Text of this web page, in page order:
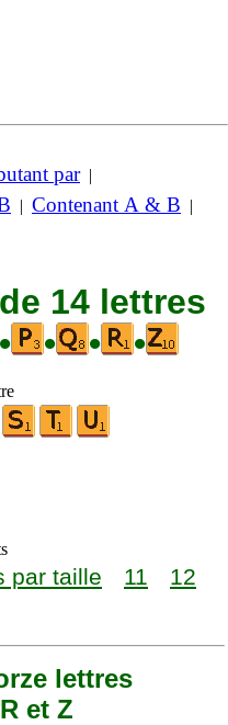
par|
| Contenant A & B |
14 lettres
• • • •
par taille 11
12
lettres
et Z